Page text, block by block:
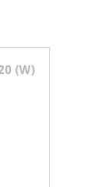
(W)